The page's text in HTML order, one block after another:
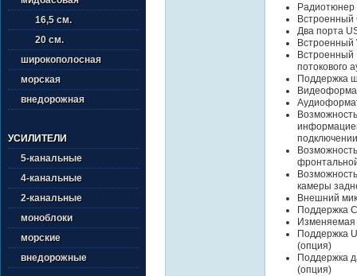
16,5 см.
20 см.
широкополосная
морская
внедорожная
УСИЛИТЕЛИ
5-канальные
4-канальные
2-канальные
моноблоки
морские
внедорожные
Радиотюнер
Встроенный
Два порта
Встроенный
Встроенный
потокового
Поддержка
камеры
Внешний
Поддержка
Изменяемая
Поддержка
(опция)
Поддержка
(опция)